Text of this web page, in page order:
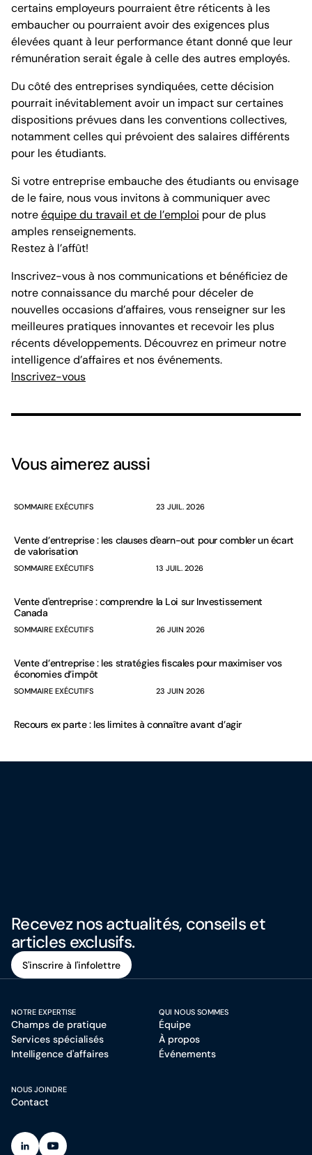
certains employeurs pourraient être réticents à les
embaucher ou pourraient avoir des exigences plus
élevées quant à leur performance étant donné que leur
rémunération serait égale à celle des autres employés.
Du côté des entreprises syndiquées, cette décision
pourrait inévitablement avoir un impact sur certaines
dispositions prévues dans les conventions collectives,
notamment celles qui prévoient des salaires différents
pour les étudiants.
Si votre entreprise embauche des étudiants ou envisage
de le faire, nous vous invitons à communiquer avec
notreéquipe du travail et de l’emploi pour de plus
amples renseignements.
Restez à l’affût!
Inscrivez-vous à nos communications et bénéficiez de
notre connaissance du marché pour déceler de
nouvelles occasions d’affaires, vous renseigner sur les
meilleures pratiques innovantes et recevoir les plus
récents développements. Découvrez en primeur notre
intelligence d’affaires et nos événements.
Inscrivez-vous
Vous aimerez aussi
SOMMAIRE EXÉCUTIFS 23 JUIL. 2026
Vente d’entreprise : les clauses d'earn-out pour combler un écart
de valorisation
SOMMAIRE EXÉCUTIFS 13 JUIL. 2026
Vente d'entreprise : comprendre la Loi sur Investissement
Canada
SOMMAIRE EXÉCUTIFS 26 JUIN 2026
Vente d’entreprise : les stratégies fiscales pour maximiser vos
économies d’impôt
SOMMAIRE EXÉCUTIFS 23 JUIN 2026
Recours ex parte : les limites à connaître avant d’agir
Recevez nos actualités, conseils et
articles exclusifs.
S'inscrire à l'infolettre
NOTRE EXPERTISE
Champs de pratique
Services spécialisés
Intelligence d'affaires
QUI NOUS SOMMES
Équipe
À propos
Événements
NOUS JOINDRE
Contact